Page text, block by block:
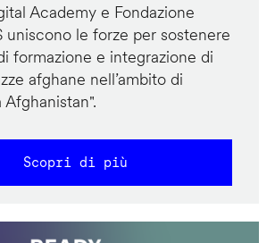
Academy e Fondazione
uniscono le forze per sostenere
formazione e integrazione di
afghane nell’ambito di
Afghanistan".
Scopri di più